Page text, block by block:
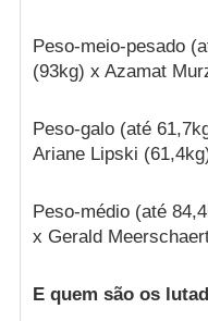
Peso-meio-pesado
(93kg) x Azamat
Peso-galo (até
Ariane Lipski
Peso-médio (até
x Gerald
E quem são os